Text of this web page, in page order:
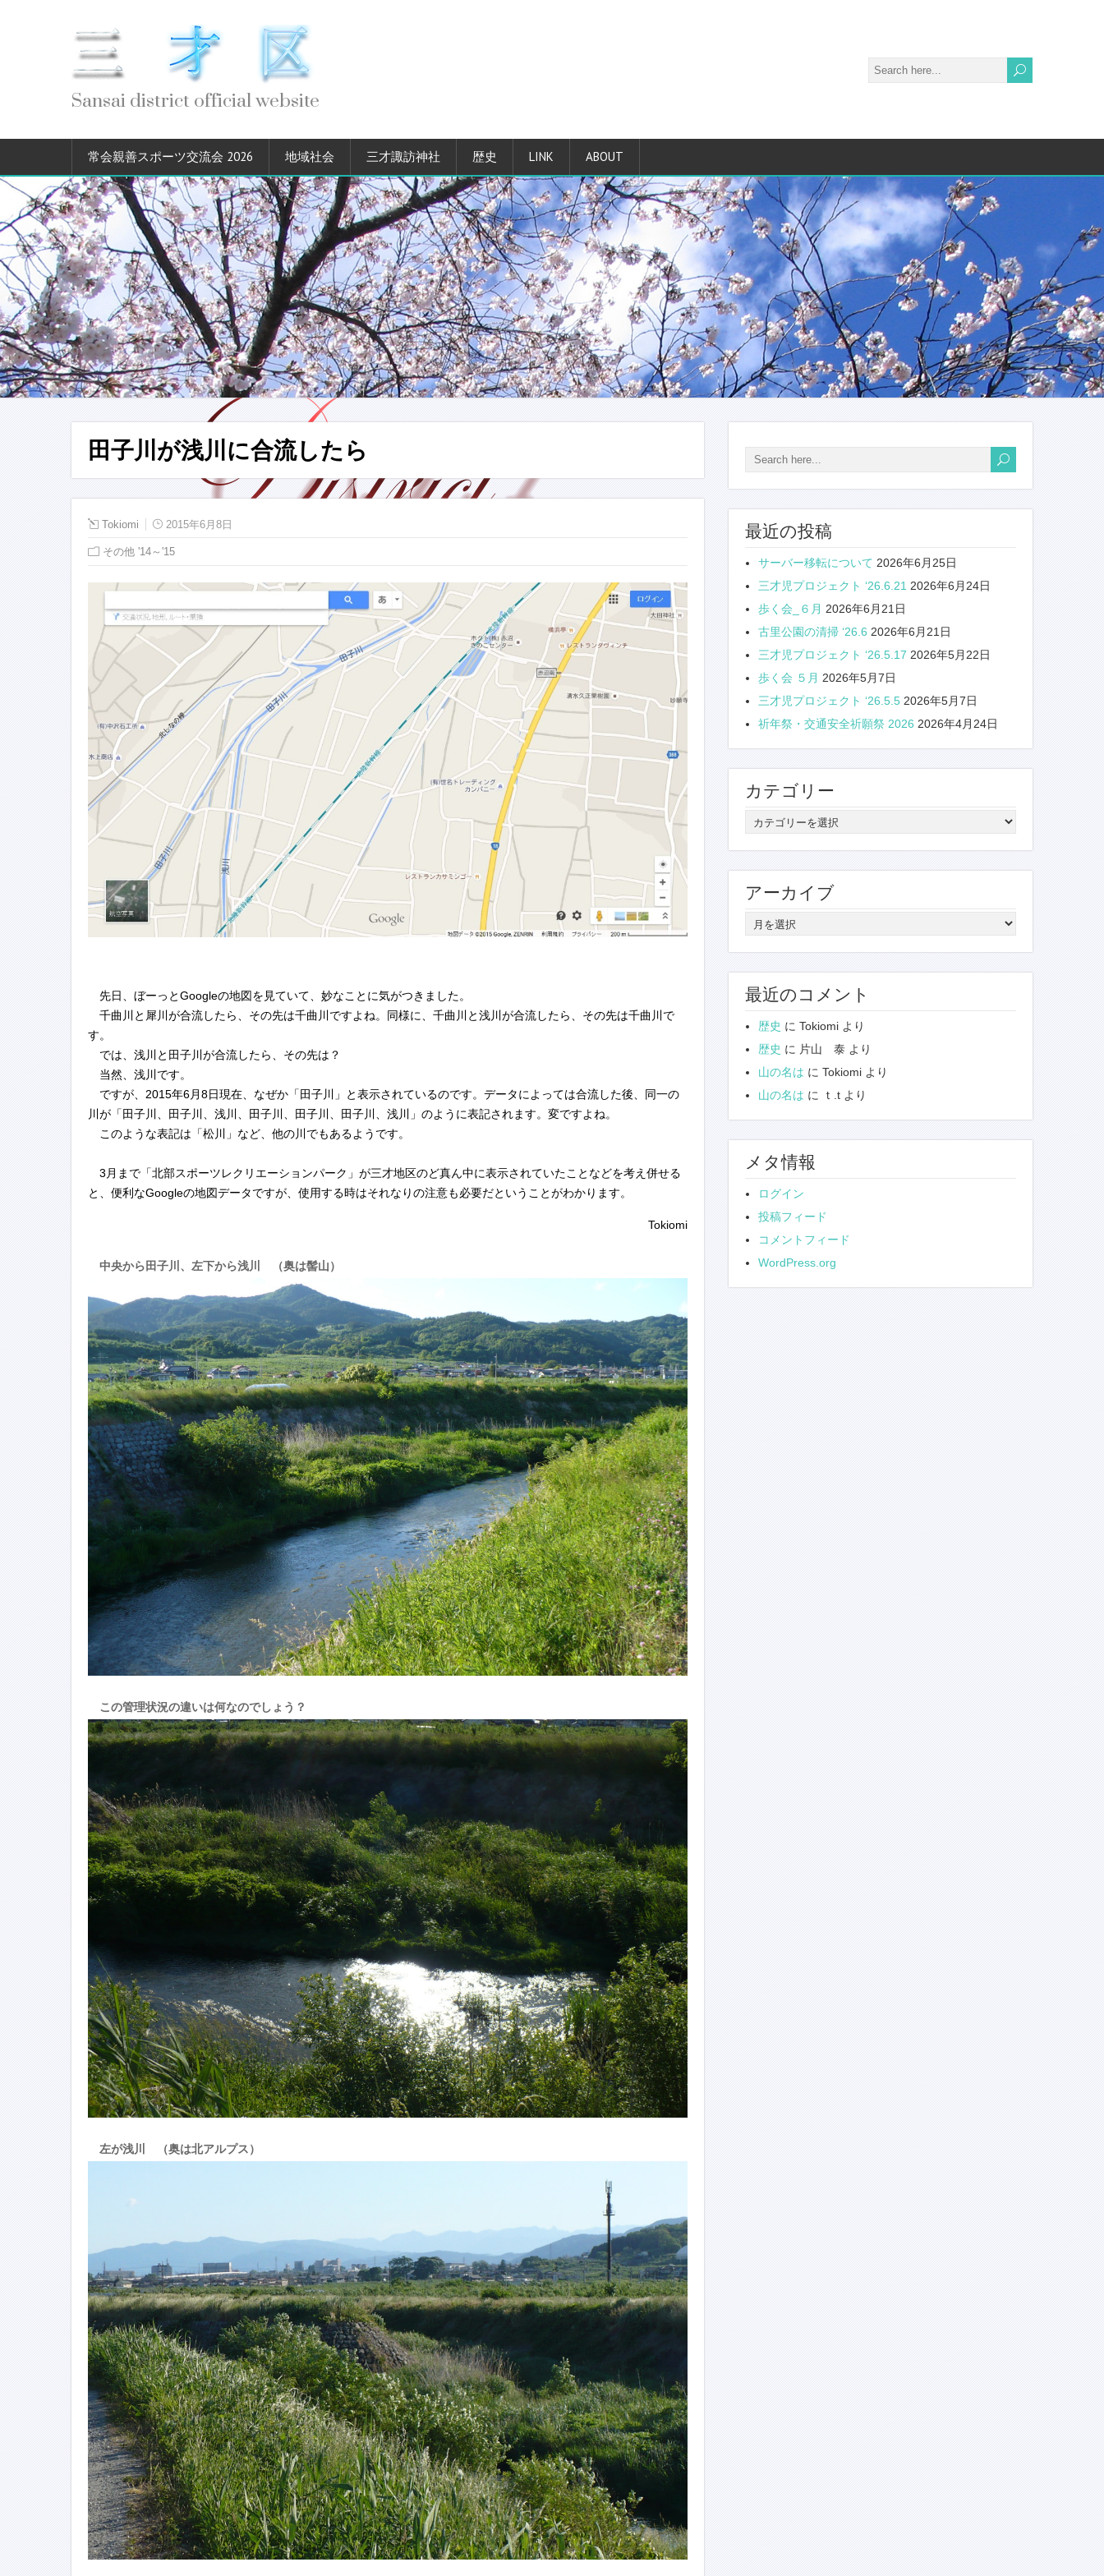
Sansai district official website
常会親善スポーツ交流会 2026 地域社会 三才諏訪神社 歴史 LINK ABOUT
田子川が浅川に合流したら
Tokiomi 2015年6月8日
その他 '14～'15
先日、ぼーっとGoogleの地図を見ていて、妙なことに気がつきました。
千曲川と犀川が合流したら、その先は千曲川ですよね。同様に、千曲川と浅川が合流したら、その先は千曲川で
す。
では、浅川と田子川が合流したら、その先は？
当然、浅川です。
ですが、2015年6月8日現在、なぜか「田子川」と表示されているのです。データによっては合流した後、同一の
川が「田子川、田子川、浅川、田子川、田子川、田子川、浅川」のように表記されます。変ですよね。
このような表記は「松川」など、他の川でもあるようです。
3月まで「北部スポーツレクリエーションパーク」が三才地区のど真ん中に表示されていたことなどを考え併せる
と、便利なGoogleの地図データですが、使用する時はそれなりの注意も必要だということがわかります。
Tokiomi
中央から田子川、左下から浅川 （奥は髻山）
この管理状況の違いは何なのでしょう？
左が浅川 （奥は北アルプス）
最近の投稿
サーバー移転について 2026年6月25日
三才児プロジェクト ‘26.6.21 2026年6月24日
歩く会_６月 2026年6月21日
古里公園の清掃 ‘26.6 2026年6月21日
三才児プロジェクト ‘26.5.17 2026年5月22日
歩く会 ５月 2026年5月7日
三才児プロジェクト ‘26.5.5 2026年5月7日
祈年祭・交通安全祈願祭 2026 2026年4月24日
カテゴリー
テ
ゴ
リ
ー
アーカイブ
ア
ー
カ
イ
ブ
最近のコメント
歴史 に Tokiomi より
歴史 に 片山 泰 より
山の名は に Tokiomi より
山の名は に ｔ.t より
メタ情報
ログイン
投稿フィード
コメントフィード
WordPress.org